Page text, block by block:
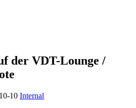
der VDT-Lounge /
10 Internal